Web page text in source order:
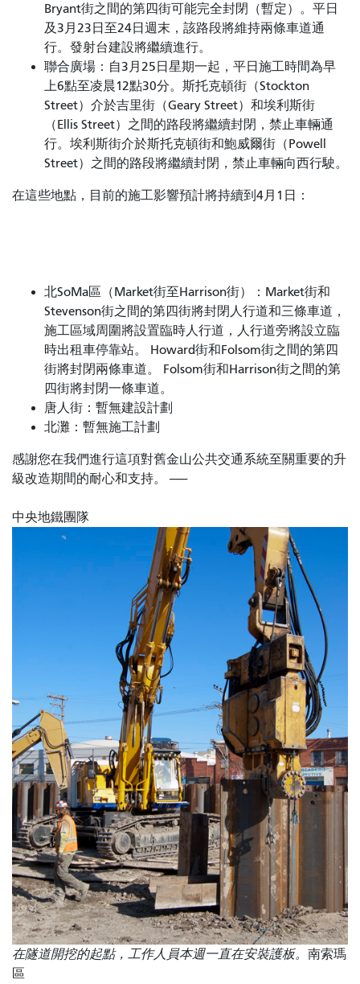
Bryant街之間的第四街可能完全封閉（暫定）。平日
及3月23日至24日週末，該路段將維持兩條車道通
行。發射台建設將繼續進行。
聯合廣場：自3月25日星期一起，平日施工時間為早
上6點至凌晨12點30分。斯托克頓街（Stockton
Street）介於吉里街（Geary Street）和埃利斯街
（Ellis Street）之間的路段將繼續封閉，禁止車輛通
行。埃利斯街介於斯托克頓街和鮑威爾街（Powell
Street）之間的路段將繼續封閉，禁止車輛向西行駛。
在這些地點，目前的施工影響預計將持續到4月1日：
北SoMa區（Market街至Harrison街）：Market街和
Stevenson街之​​間的第四街將封閉人行道和三條車道，
施工區域周圍將設置臨時人行道，人行道旁將設立臨
時出租車停靠站。 Howard街和Folsom街之間的第四
街將封閉兩條車道。 Folsom街和Harrison街之​​間的第
四街將封閉一條車道。
唐人街：暫無建設計劃
北灘：暫無施工計劃
感謝您在我們進行這項對舊金山公共交通系統至關重要的升
級改造期間的耐心和支持。 ——
中央地鐵團隊
在隧道開挖的起點，工作人員本週一直在安裝護板。 南索瑪
區